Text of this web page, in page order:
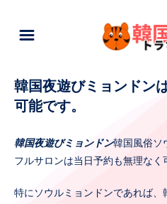
韓国夜遊びミョンドン
可能です。
韓国夜遊びミョンドン韓国風俗ソ
フルサロンは当日予約も無理なく
特にソウルミョンドンであれば